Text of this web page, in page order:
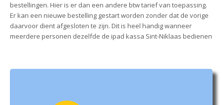
bestellingen. Hier is er dan een andere btw tarief van toepassing.
Er kan een nieuwe bestelling gestart worden zonder dat de vorige
daarvoor dient afgesloten te zijn. Dit is heel handig wanneer
meerdere personen dezelfde de ipad kassa Sint-Niklaas bedienen